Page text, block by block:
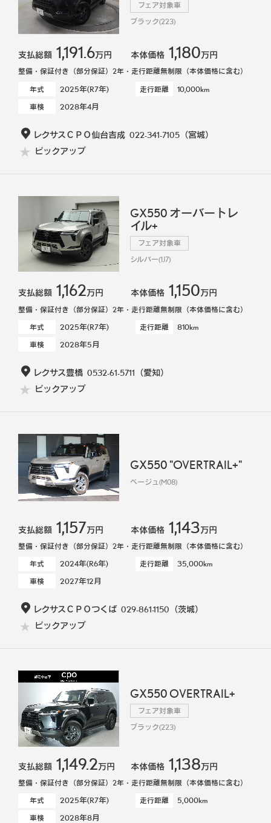
フェア対象車
ブラック(223)
支払総額 1,191.6万円 本体価格 1,180万円
整備・保証付き（部分保証）2年・走行距離無制限（本体価格に含む）
年式
2025年(R7年) 走行距離 10,000km
車検 2028年4月
レクサスＣＰＯ仙台吉成 022-341-7105（宮城）
ピックアップ
GX550 オーバートレ
イル+
フェア対象車
シルバー(1J7)
支払総額 1,162万円 本体価格 1,150万円
整備・保証付き（部分保証）2年・走行距離無制限（本体価格に含む）
年式
2025年(R7年) 走行距離 810km
車検 2028年5月
レクサス豊橋 0532-61-5711 （愛知）
ピックアップ
GX550 "OVERTRAIL+"
ベージュ(M08)
支払総額 1,157万円 本体価格 1,143万円
整備・保証付き（部分保証）2年・走行距離無制限（本体価格に含む）
年式
2024年(R6年) 走行距離 35,000km
車検 2027年12月
レクサスＣＰＯつくば 029-861-1150 （茨城）
ピックアップ
GX550 OVERTRAIL+
フェア対象車
ブラック(223)
支払総額 1,149.2万円 本体価格 1,138万円
整備・保証付き（部分保証）2年・走行距離無制限（本体価格に含む）
年式
2025年(R7年) 走行距離 5,000km
車検 2028年8月